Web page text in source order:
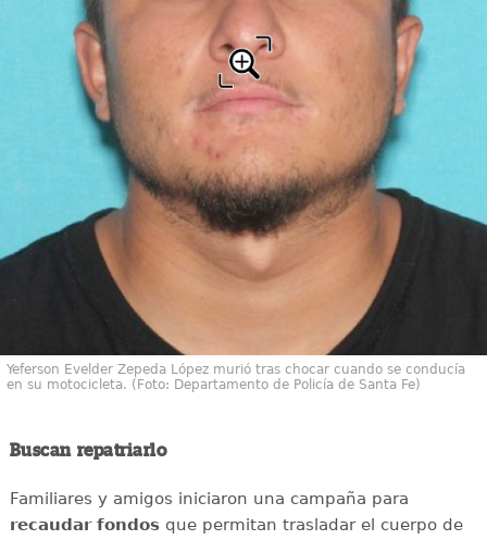
Yeferson Evelder Zepeda López murió tras chocar cuando se conducía
en su motocicleta. (Foto: Departamento de Policía de Santa Fe)
Buscan repatriarlo
Familiares y amigos iniciaron una campaña para
recaudar fondosque permitan trasladar el cuerpo de